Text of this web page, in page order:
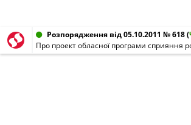
Розпорядження від 05.10.2011 № 618(
Про проект обласної програми сприяння